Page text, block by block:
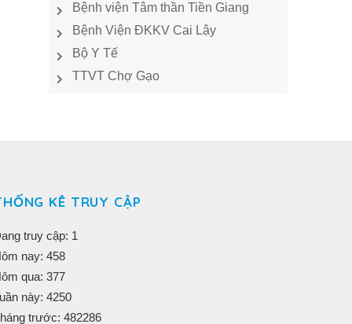
Bệnh viện Tâm thần Tiền Giang
Bệnh Viện ĐKKV Cai Lậy
Bộ Y Tế
TTVT Chợ Gạo
KÊ TRUY CẬP
truy cập: 1
nay: 458
qua: 377
này: 4250
trước: 482286